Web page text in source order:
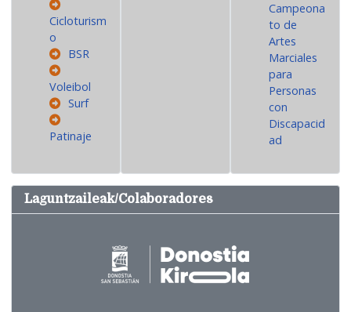
Cicloturism
o
BSR
Voleibol
Surf
Patinaje
Campeona
to de
Artes
Marciales
para
Personas
con
Discapacid
ad
Laguntzaileak/Colaboradores